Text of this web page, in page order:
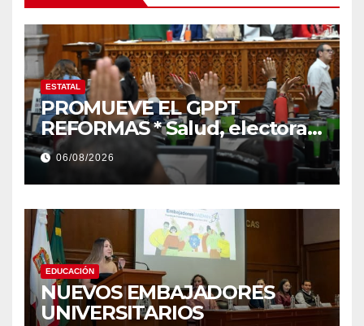
ESTATAL
PROMUEVE EL GPPT
REFORMAS * Salud, electoral
y justicia, de las principales
06/08/2026
EDUCACIÓN
NUEVOS EMBAJADORES
UNIVERSITARIOS